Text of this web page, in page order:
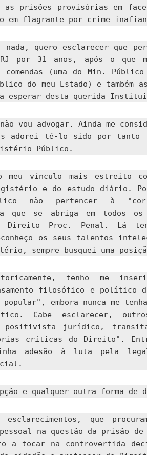
as prisões provisórias em
em flagrante por crime
nada, quero esclarecer que
por 31 anos, após o que
comendas (uma do Min.
do meu Estado) e também as
esperar desta querida
vou advogar. Ainda me
adorei tê-lo sido por tanto
Público.
meu vínculo mais estreito
e do estudo diário.
não pertencer à
que se abriga em todos
Direito Proc. Penal. Lá
os seus talentos
sempre busquei uma
tenho me
filosófico e político da
popular", embora nunca me
Cabe esclarecer,
positivista jurídico,
críticas do Direito".
adesão à luta pela
e qualquer outra forma de
que
na questão da prisão de
a tocar na controvertida